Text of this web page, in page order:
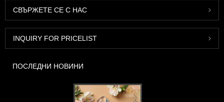
СВЪРЖЕТЕ СЕ С НАС
INQUIRY FOR PRICELIST
ПОСЛЕДНИ НОВИНИ